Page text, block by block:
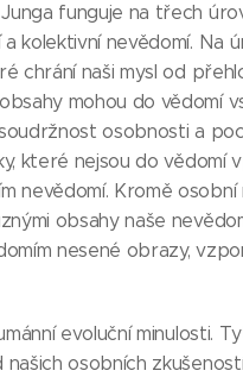
funguje na třech
kolektivní nevědomí. Na
chrání naši mysl od
mohou do vědomí
osobnosti a
které nejsou do vědomí
nevědomí. Kromě osobní
obsahy naše
nesené obrazy,
evoluční minulosti.
osobních